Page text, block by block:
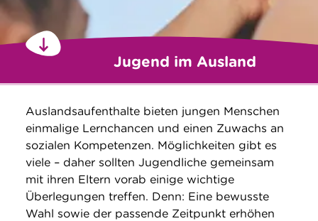
Jugend im Ausland
Auslandsaufenthalte bieten jungen Menschen
einmalige Lernchancen und einen Zuwachs an
sozialen Kompetenzen. Möglichkeiten gibt es
viele – daher sollten Jugendliche gemeinsam
mit ihren Eltern vorab einige wichtige
Überlegungen treffen. Denn: Eine bewusste
Wahl sowie der passende Zeitpunkt erhöhen